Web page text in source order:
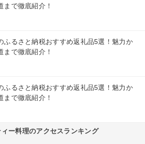
まで徹底紹介！
ふるさと納税おすすめ返礼品5選！魅力か
まで徹底紹介！
ふるさと納税おすすめ返礼品5選！魅力か
まで徹底紹介！
ー料理のアクセスランキング